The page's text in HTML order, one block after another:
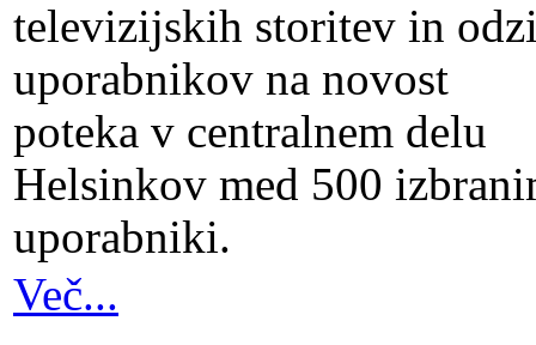
televizijskih storitev in
uporabnikov na novost
poteka v centralnem delu
Helsinkov med 500
uporabniki.
Več...